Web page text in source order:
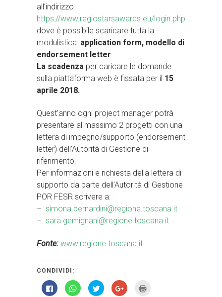
all’indirizzo
https://www.regiostarsawards.eu/login.php
dove è possibile scaricare tutta la
modulistica: application form, modello di
endorsement letter
La scadenza per caricare le domande
sulla piattaforma web è fissata per il 15
aprile 2018.
Quest’anno ogni project manager potrà
presentare al massimo 2 progetti con una
lettera di impegno/supporto (endorsement
letter) dell’Autorità di Gestione di
riferimento.
Per informazioni e richiesta della lettera di
supporto da parte dell’Autorità di Gestione
POR FESR scrivere a:
– simona.bernardini@regione.toscana.it
– sara.gemignani@regione.toscana.it
Fonte: www.regione.toscana.it
CONDIVIDI:
Fai
clic
Fai
clic
Fai
clic
Fai
clic